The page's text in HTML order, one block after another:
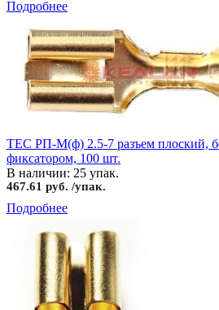
Подробнее
TEC РП-М(ф) 2.5-7 разъем плоский,
фиксатором, 100 шт.
В наличии: 25 упак.
467.61 руб. /упак.
Подробнее